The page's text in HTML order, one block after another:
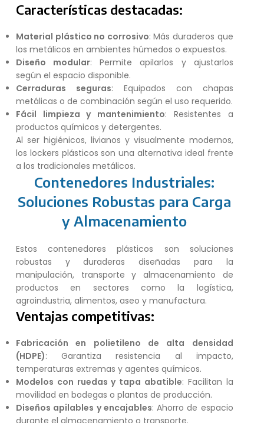
Características destacadas:
Material plástico no corrosivo: Más duraderos que
los metálicos en ambientes húmedos o expuestos.
Diseño modular: Permite apilarlos y ajustarlos
según el espacio disponible.
Cerraduras seguras: Equipados con chapas
metálicas o de combinación según el uso requerido.
Fácil limpieza y mantenimiento: Resistentes a
productos químicos y detergentes.
Al ser higiénicos, livianos y visualmente modernos,
los lockers plásticos son una alternativa ideal frente
a los tradicionales metálicos.
Contenedores Industriales:
Soluciones Robustas para Carga
y Almacenamiento
Estos contenedores plásticos son soluciones
robustas y duraderas diseñadas para la
manipulación, transporte y almacenamiento de
productos en sectores como la logística,
agroindustria, alimentos, aseo y manufactura.
Ventajas competitivas:
Fabricación en polietileno de alta densidad
(HDPE): Garantiza resistencia al impacto,
temperaturas extremas y agentes químicos.
Modelos con ruedas y tapa abatible: Facilitan la
movilidad en bodegas o plantas de producción.
Diseños apilables y encajables: Ahorro de espacio
durante el almacenamiento o transporte.